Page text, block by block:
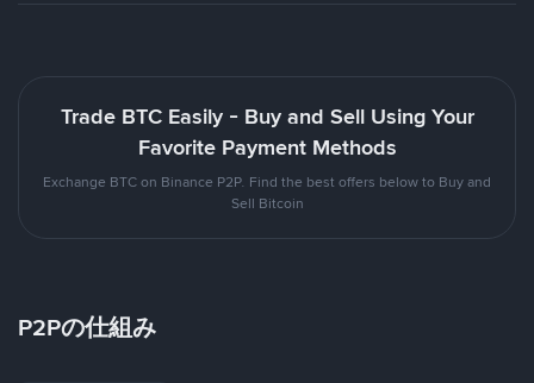
Trade BTC Easily - Buy and Sell Using Your
Favorite Payment Methods
Exchange BTC on Binance P2P. Find the best offers below to Buy and
Sell Bitcoin
P2Pの仕組み